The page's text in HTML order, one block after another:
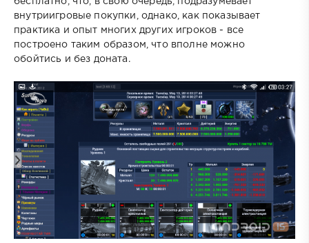
бесплатно, что, в свою очередь, подразумевает
внутриигровые покупки, однако, как показывает
практика и опыт многих других игроков - все
построено таким образом, что вполне можно
обойтись и без доната.